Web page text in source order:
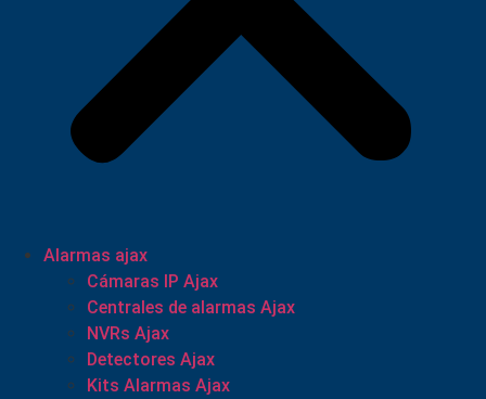
Alarmas ajax
Cámaras IP Ajax
Centrales de alarmas Ajax
NVRs Ajax
Detectores Ajax
Kits Alarmas Ajax